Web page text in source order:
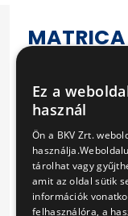
MATRICA
Termékadatok:
Ár:
890 Ft
Ez a
használ
Ön a BKV Zrt.
tárolhat vagy
amit az oldal sütik
információk
felhasználóra, a